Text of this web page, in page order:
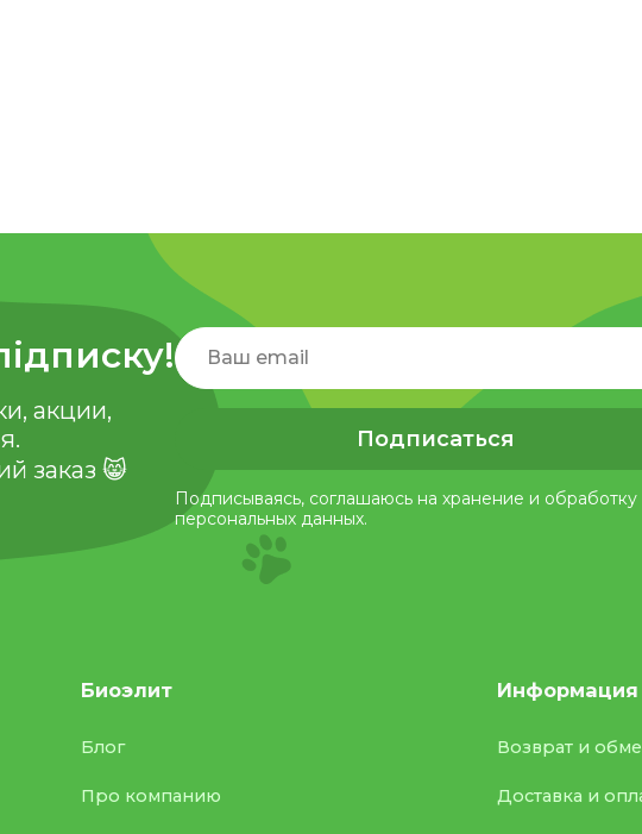
акции,
заказ 😸
Подписаться
Подписываясь, соглашаюсь на хранение и обработку
персональных данных.
Биоэлит
Блог
Про компанию
Информация
Возврат и
Доставка и